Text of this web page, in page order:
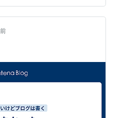
考え出した。イースはまだ
ね。 それと、サガの新作が
っと先の未来なので、まだ
てる。サ…